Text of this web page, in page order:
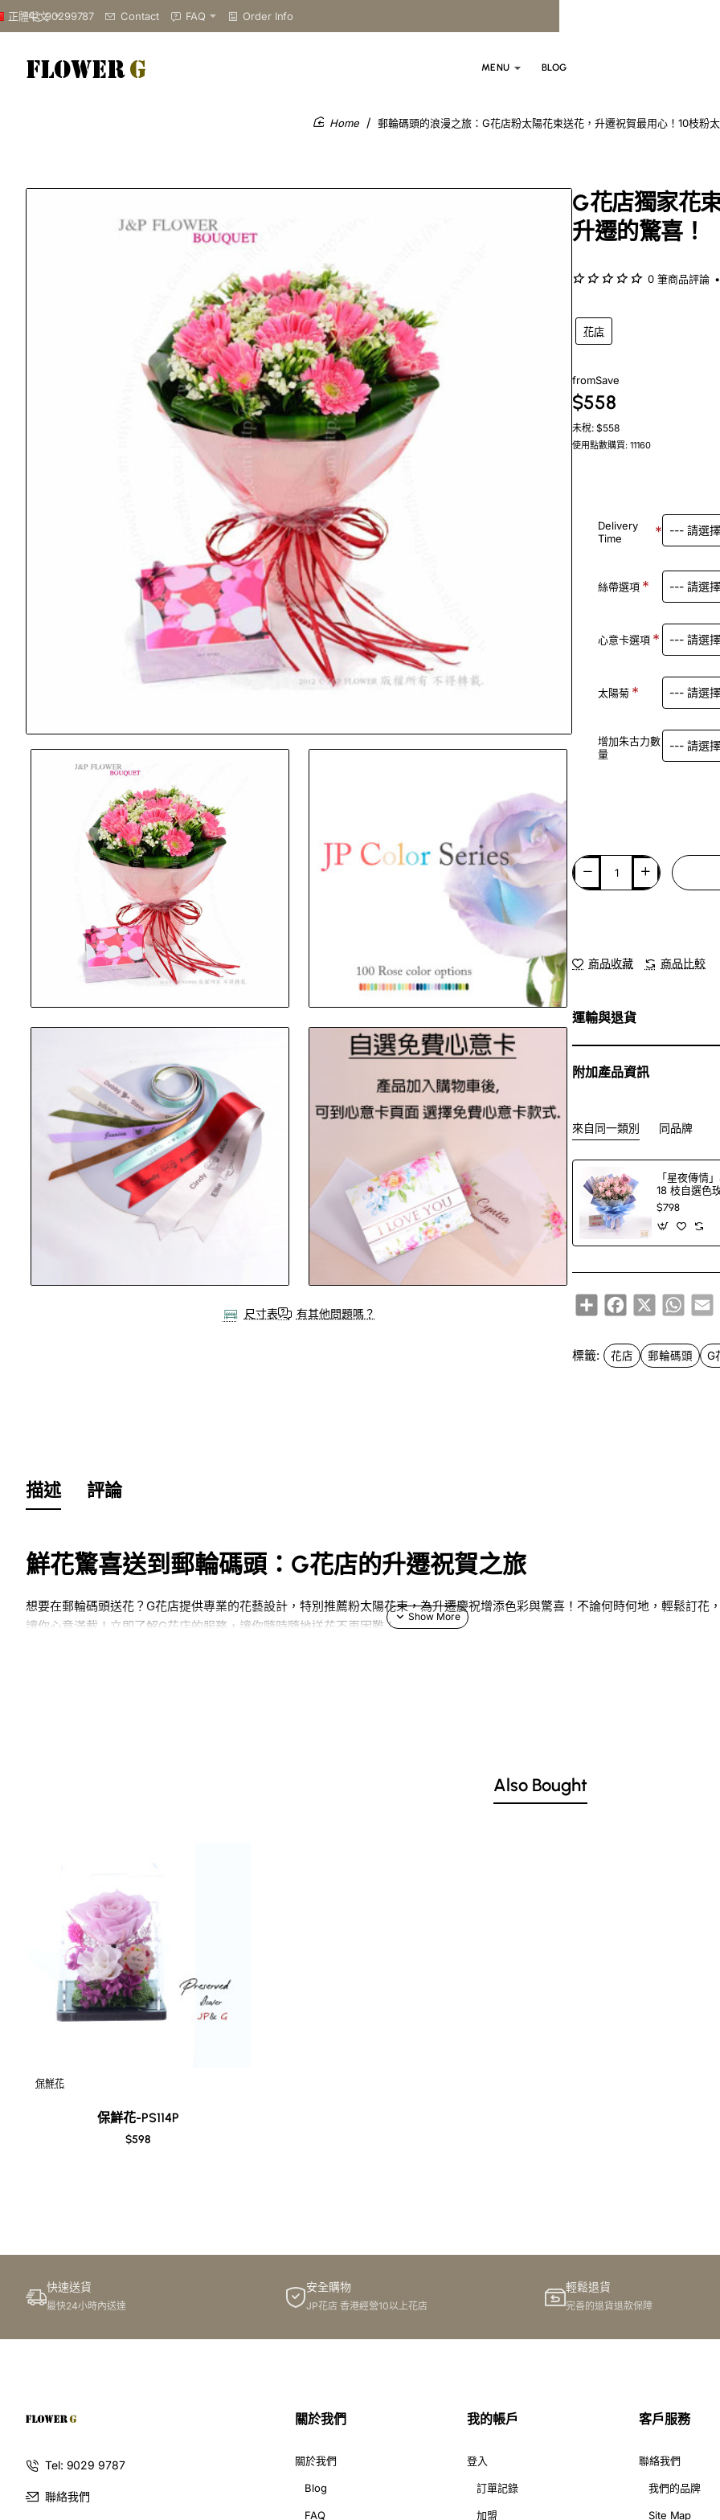
90299787 Contact FAQ Order Info
正體中文
MENU BLOG
郵輪碼頭的浪漫之旅：G花店粉太陽花束送花，升遷祝賀最用心！10枝粉
尺寸表 有其他問題嗎？
G花店獨家花
升遷的驚喜！
花店
0 筆商品評論 •
fromSave
$558
未稅: $558
使用點數購買: 11160
Delivery
Time
絲帶選項
心意卡選項
太陽菊
增加朱古力數
量
商品收藏 商品比較
運輸與退貨
附加產品資訊
來自同一類別 同品牌
「星夜傳情
18 枝自選色
＋印字氣球（
選）
$798
ShareFacebook
X
標籤: 花店 郵輪碼頭 G
描述 評論
鮮花驚喜送到郵輪碼頭：G花店的升遷祝賀之旅
想要在郵輪碼頭送花？G花店提供專業的花藝設計，特別推薦粉太陽花束，為升遷慶祝增添色彩與驚喜！不論何時何地，輕鬆訂花
讓你心意滿載！立即了解G花店的服務，讓你隨時隨地送花不再困難！
選擇G花店，理由有幾多！首先，佢哋專注於提供各種各樣的鮮花設計，尤其係粉太陽花束，
Also Bought
保鮮花
保鮮花-PS114P
$598
快速送貨
最快24小時內送達
安全購物
JP花店 香港經營10以上花店
輕鬆退貨
完善的退貨退款保障
Tel: 9029 9787
聯絡我們
關於我們
關於我們
Blog
FAQ
我的帳戶
登入
訂單記錄
加盟
客戶服務
聯絡我們
我們的品牌
Site Map